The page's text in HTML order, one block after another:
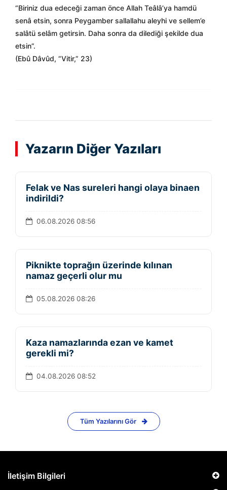
“Biriniz dua edeceği zaman önce Allah Teâlâ’ya hamdü
senâ etsin, sonra Peygamber sallallahu aleyhi ve sellem’e
salâtü selâm getirsin. Daha sonra da dilediği şekilde dua
etsin”.
(Ebû Dâvûd, “Vitir,” 23)
Yazarın Diğer Yazıları
Felak ve Nas sureleri hangi olaya binaen
indirildi?
06.08.2026 08:56
Piknikte toprağın üzerinde kılınan
namaz geçerli olur mu
05.08.2026 08:26
Kaza namazlarında ezan ve kamet
gerekli mi?
04.08.2026 08:52
Tüm Yazılarını Gör
İletişim Bilgileri